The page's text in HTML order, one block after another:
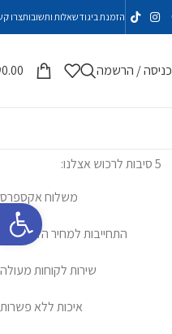
פתח
הזמנת ביגודשאלות ותשובותצרו
כניסה / הרשמה 0.00
5 סיבות לרכוש אצלנו:
משלוח אקספרס
התחייבות למחיר הזול ביותר
שירות לקוחות מעולה
איכות ללא פשרות